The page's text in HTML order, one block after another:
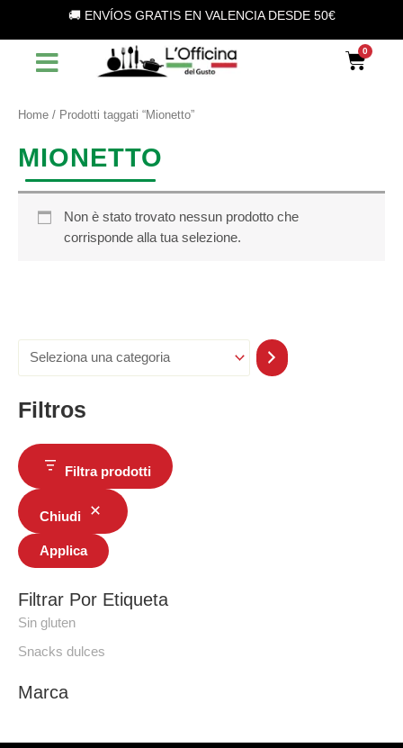
contenuto
🚚 ENVÍOS GRATIS EN VALENCIA DESDE 50€
l
o
u
a
Filtros
Filtra prodotti
Chiudi
Applica
Filtrar Por Etiqueta
Sin gluten
Snacks dulces
Marca
Home / Prodotti taggati “Mionetto”
MIONETTO
Non è stato trovato nessun prodotto che
corrisponde alla tua selezione.